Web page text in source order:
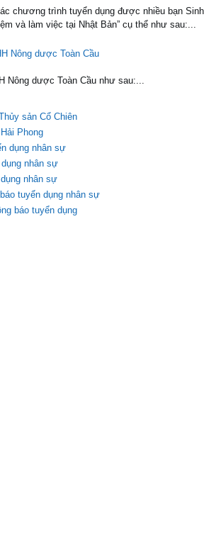
chương trình tuyển dụng được nhiều bạn
và làm việc tại Nhật Bản” cụ thể như sau:...
Nông dược Toàn Cầu
Nông dược Toàn Cầu như sau:...
sản Cổ Chiên
Phong
dụng nhân sự
nhân sự
nhân sự
tuyển dụng nhân sự
báo tuyển dụng